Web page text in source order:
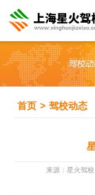
首页 > 驾校动态
来源：星火驾校